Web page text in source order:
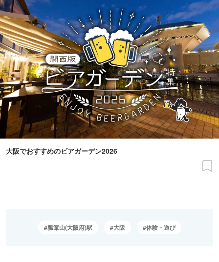
大阪でおすすめのビアガーデン2026
瓢箪山(大阪府)駅 大阪 体験・遊び